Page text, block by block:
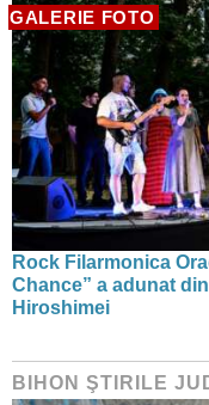
GALERIE FOTO
Rock Filarmonica
Chance” a adunat
Hiroshimei
BIHON ŞTIRILE